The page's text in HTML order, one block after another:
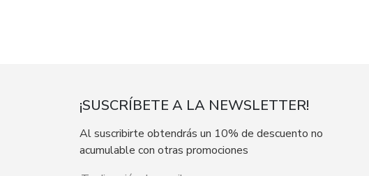
¡SUSCRÍBETE A LA NEWSLETTER!
Al suscribirte obtendrás un 10% de descuento no
acumulable con otras promociones